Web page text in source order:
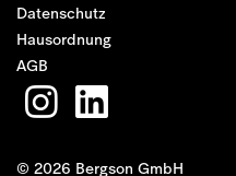
© 2026 Bergson GmbH
Datenschutz
Hausordnung
AGB